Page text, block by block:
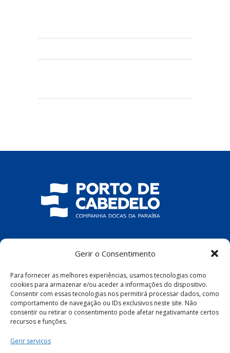
Gerir o Consentimento
Para fornecer as melhores experiências, usamos tecnologias como
cookies para armazenar e/ou aceder a informações do dispositivo.
Consentir com essas tecnologias nos permitirá processar dados, como
comportamento de navegação ou IDs exclusivos neste site. Não
consentir ou retirar o consentimento pode afetar negativamante certos
recursos e funções.
Gerir serviços
COMPANHIA DOCAS DA PARAÍBA
– PB, 58100-100
Política de Privacidade